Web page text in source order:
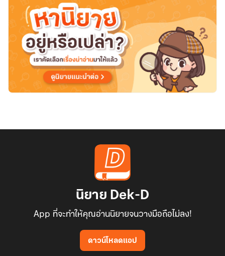
นิยาย Dek-D
App ที่จะทำให้คุณอ่านนิยายจนวางมือถือไม่ลง!
ดาวน์โหลดแอป